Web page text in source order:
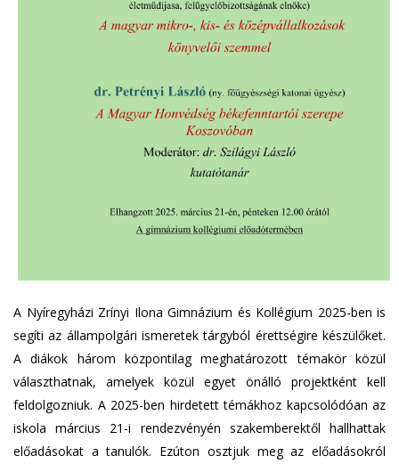
A Nyíregyházi Zrínyi Ilona Gimnázium és Kollégium 2025-ben is
segíti az állampolgári ismeretek tárgyból érettségire készülőket.
A diákok három központilag meghatározott témakör közül
választhatnak, amelyek közül egyet önálló projektként kell
feldolgozniuk. A 2025-ben hirdetett témákhoz kapcsolódóan az
iskola március 21-i rendezvényén szakemberektől hallhattak
előadásokat a tanulók. Ezúton osztjuk meg az előadásokról